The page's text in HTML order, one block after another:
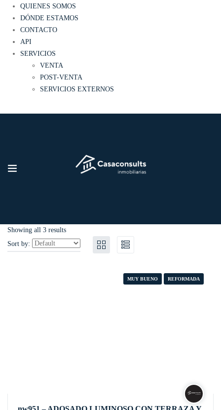
QUIENES SOMOS
DÓNDE ESTAMOS
CONTACTO
API
SERVICIOS
VENTA
POST-VENTA
SERVICIOS EXTERNOS
Showing all 3 results
Sort by:
MUY BUENO REFORMADA